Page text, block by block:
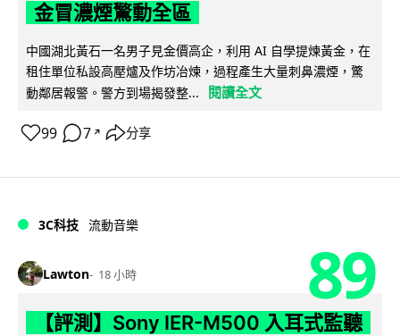
金冒濃煙驚動全區
中國湖北黃石一名男子見金價高企，利用 AI 自學提煉黃金，在
租住單位私設高壓爐及作坊冶煉，過程產生大量刺鼻濃煙，驚
動鄰居報警。警方到場揭發整...
閱讀全文
99 7 ↗ 分享
3C科技 流動音樂
Lawton 18 小時 89
【評測】Sony IER-M500 入耳式監聽